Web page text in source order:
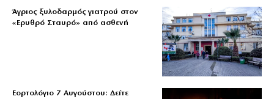
Άγριος ξυλοδαρμός γιατρού στον
«Ερυθρό Σταυρό» από ασθενή
Εορτολόγιο 7 Αυγούστου: Δείτε